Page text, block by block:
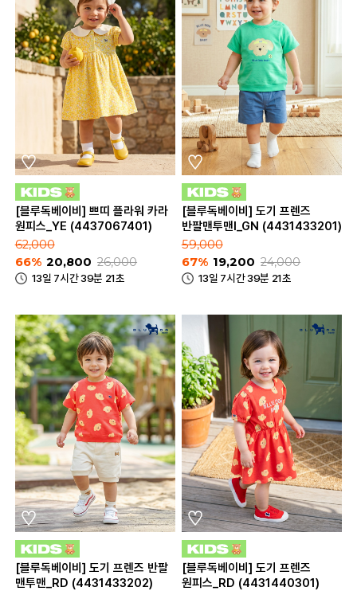
[블루독베이비] 쁘띠 플라워 카라
원피스_YE (4437067401)
62,000
66% 20,800 26,000
13일 7시간 39분 21초
[블루독베이비] 도기 프렌즈
반팔맨투맨I_GN (4431433201)
59,000
67% 19,200 24,000
13일 7시간 39분 21초
[블루독베이비] 도기 프렌즈 반팔
맨투맨_RD (4431433202)
[블루독베이비] 도기 프렌즈
원피스_RD (4431440301)